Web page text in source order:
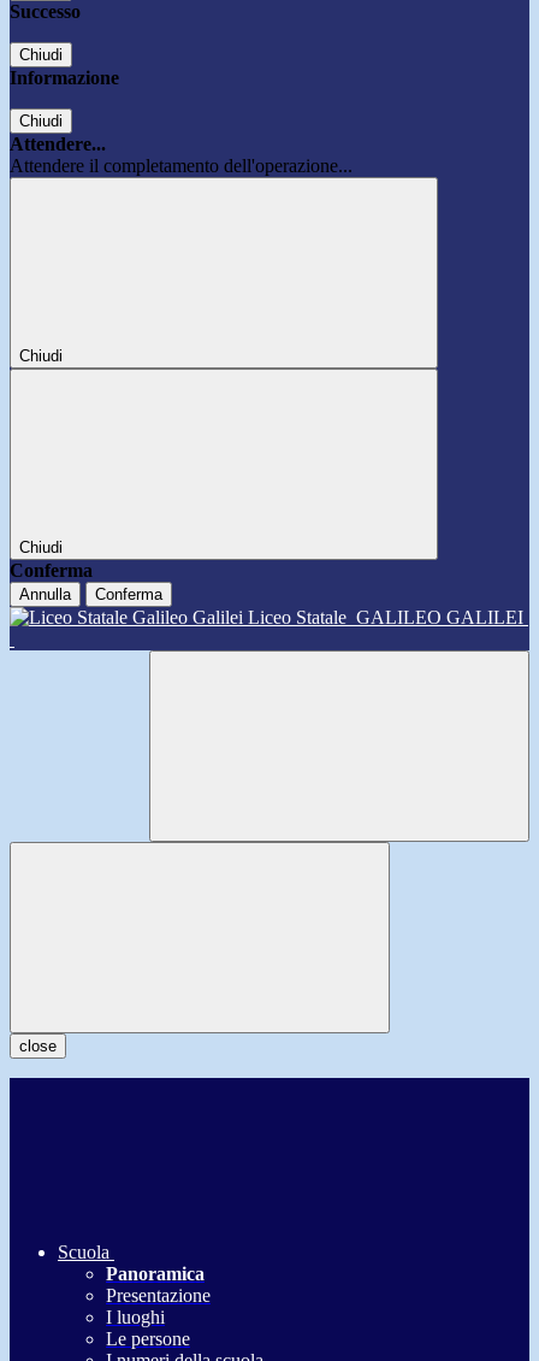
Successo
Chiudi
Informazione
Chiudi
Attendere...
Attendere il completamento dell'operazione...
Chiudi
Chiudi
Conferma
Annulla Conferma
Liceo Statale GALILEO GALILEI
close
Scuola
Panoramica
Presentazione
I luoghi
Le persone